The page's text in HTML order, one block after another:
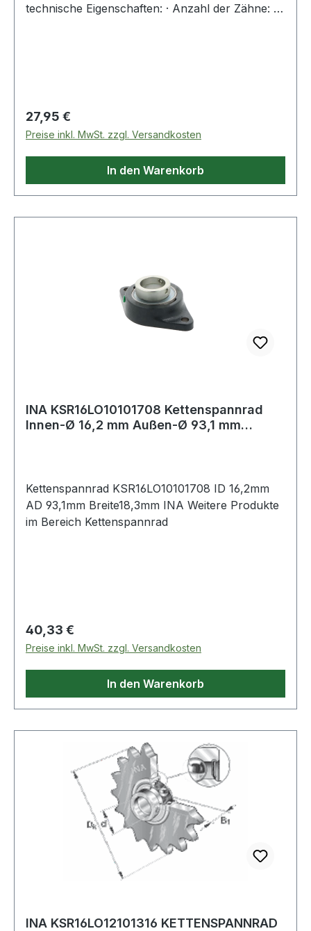
technische Eigenschaften: · Anzahl der Zähne: 16
Regulärer Preis:
27,95 €
Preise inkl. MwSt. zzgl. Versandkosten
In den Warenkorb
INA KSR16LO10101708 Kettenspannrad
Innen-Ø 16,2 mm Außen-Ø 93,1 mm
Kettenspannrad KSR16LO10101708 ID 16,2mm
AD 93,1mm Breite18,3mm INA Weitere Produkte
im Bereich Kettenspannrad
Regulärer Preis:
40,33 €
Preise inkl. MwSt. zzgl. Versandkosten
In den Warenkorb
INA KSR16LO12101316 KETTENSPANNRAD